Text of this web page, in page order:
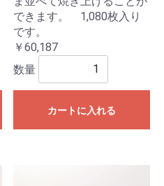
できます。 1,080枚入り
です。
￥60,187
数量
カートに入れる